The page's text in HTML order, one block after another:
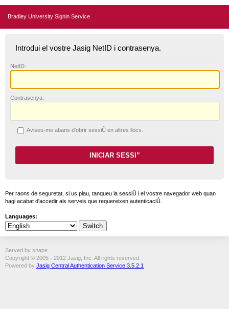
Bradley University Signin Service
Introdui el vostre Jasig NetID i contrasenya.
NetID:
Contrasenya:
Aviseu-me abans d'obrir sessiÛ en altres llocs.
Per raons de seguretat, si us plau, tanqueu la sessiÛ i el vostre navegador web quan
hagi acabat d'accedir als serveis que requereixen autenticaciÛ.
Languages:
Served by snape
Copyright © 2005 - 2012 Jasig, Inc. All rights reserved.
Powered by Jasig Central Authentication Service 3.5.2.1